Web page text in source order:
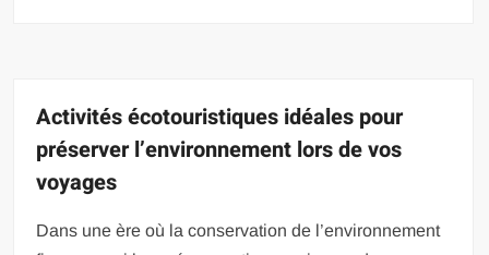
Activités écotouristiques idéales pour
préserver l’environnement lors de vos
voyages
Dans une ère où la conservation de l’environnement